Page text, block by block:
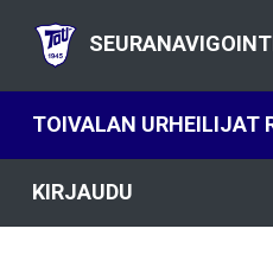
TOIVALAN URHEILIJAT
KIRJAUDU